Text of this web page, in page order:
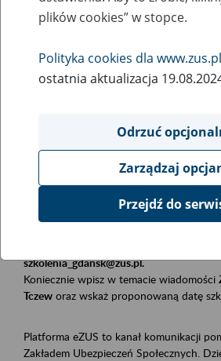
rezerwowane, e-wizyty,
Rodzaj wydarzenia
Szkolenia
Obszar merytoryczny
Płatnicy, ubezpieczeni, świadczeniobiorcy
Opis wydarzenia
Szkolenie stacjonarne w siedzibie firmy,
szkolenia_gdansk@zus.pl.
Koniecznie wpisz w temacie wiadomości
Tczew oraz wskaż proponowaną datę
Platforma eZUS to kanał komunikacji
Zakładem Ubezpieczeń Społecznych.
plików cookies” w stopce.
Polityka cookies dla www.zus.pl
ostatnia aktualizacja
Odrzuć
Zarządzaj
Przejdź do